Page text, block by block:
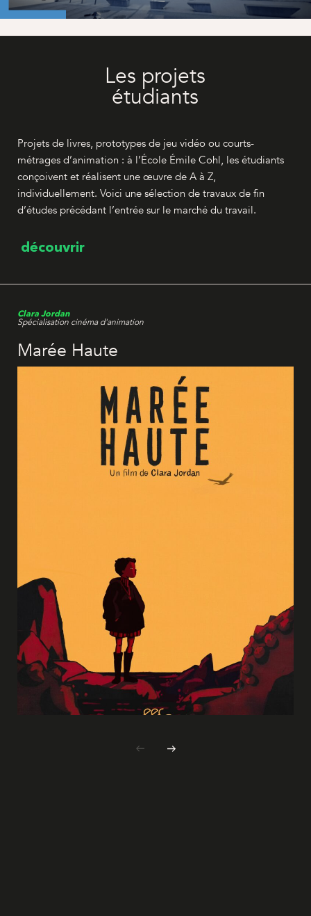
Les projets
étudiants
Projets de livres, prototypes de jeu vidéo ou courts-
métrages d’animation : à l’École Émile Cohl, les étudiants
conçoivent et réalisent une œuvre de A à Z,
individuellement. Voici une sélection de travaux de fin
d’études précédant l’entrée sur le marché du travail.
découvrir
Clara Jordan
Spécialisation cinéma d'animation
Marée Haute